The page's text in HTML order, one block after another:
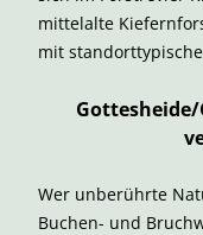
mittelalte
mit
Wer unberührte
Buchen- und